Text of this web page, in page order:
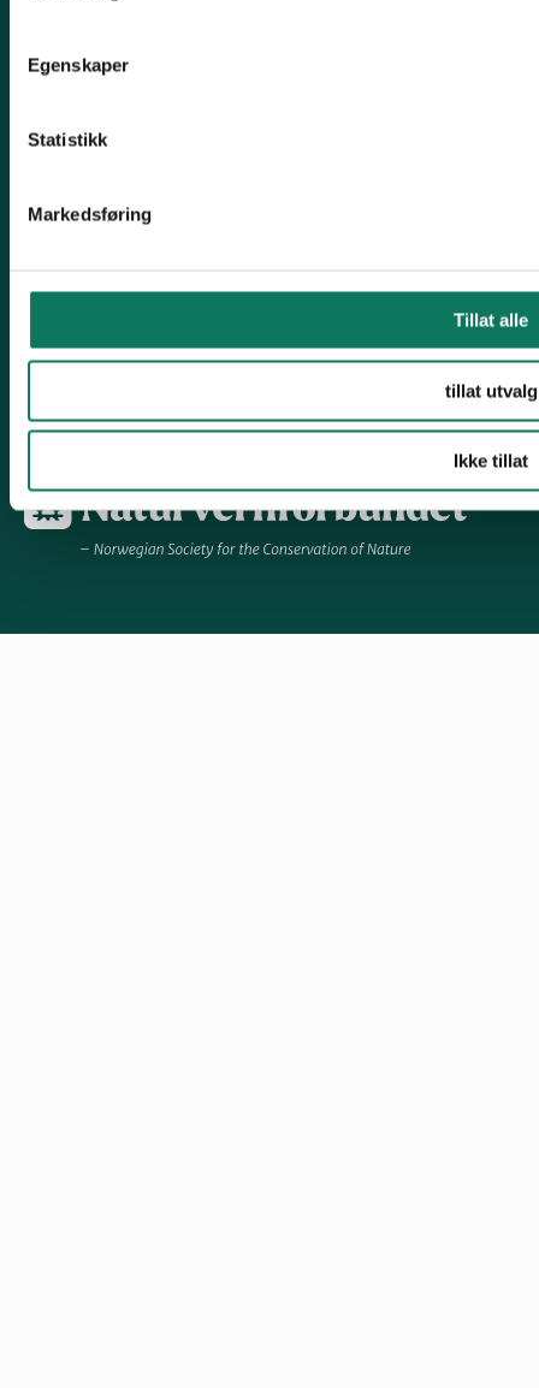
Egenskaper
Statistikk
Markedsføring
Tillat alle
tillat utvalg
Ikke tillat
Følg oss
Min side